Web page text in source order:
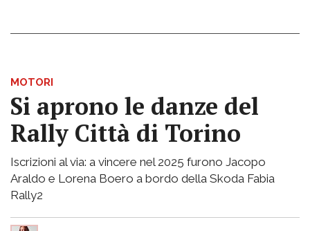
MOTORI
Si aprono le danze del
Rally Città di Torino
Iscrizioni al via: a vincere nel 2025 furono Jacopo
Araldo e Lorena Boero a bordo della Skoda Fabia
Rally2